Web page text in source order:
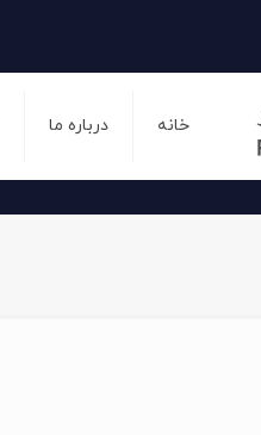
خانه درباره ما